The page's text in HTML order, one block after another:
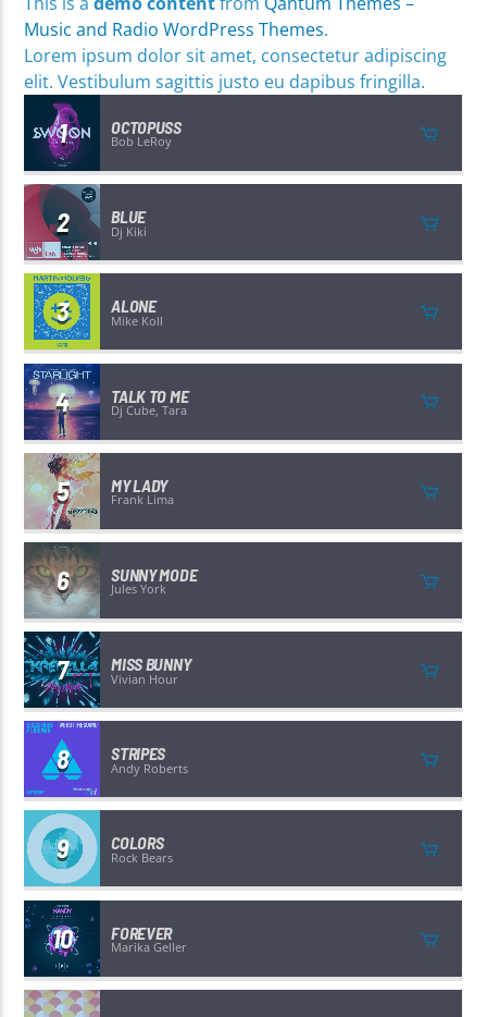
Music and Radio WordPress Themes.
Lorem ipsum dolor sit amet, consectetur adipiscing
elit. Vestibulum sagittis justo eu dapibus fringilla.
1 OCTOPUSS
Bob LeRoy
2 BLUE
Dj Kiki
3 ALONE
Mike Koll
4 TALK TO ME
Dj Cube, Tara
5 MY LADY
Frank Lima
6 SUNNY MODE
Jules York
7 MISS BUNNY
Vivian Hour
8 STRIPES
Andy Roberts
9 COLORS
Rock Bears
10 FOREVER
Marika Geller